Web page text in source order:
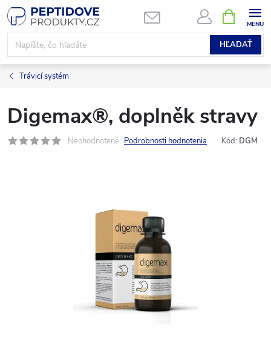
Prejsť
na
obsah
HĽADAŤ
KOŠÍK
Trávicí systém
Digemax®, doplněk stravy
Neohodnotené Podrobnosti hodnotenia Kód: DGM